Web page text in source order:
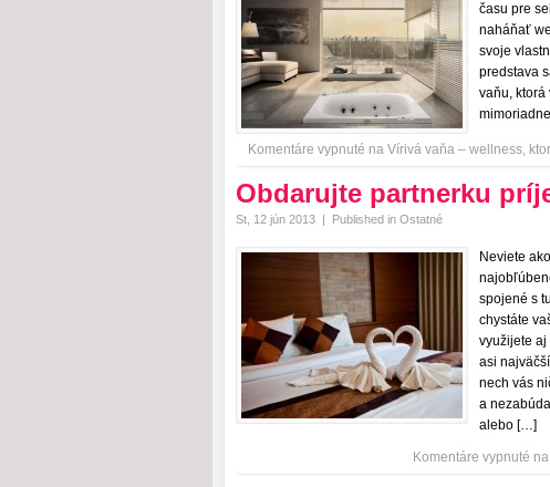
času pre
naháňať
svoje
predstava
vaňu, ktorá
Komentáre vypnuté na Vírivá vaňa – wellness,
Obdarujte partnerku
St, 12 jún 2013 | Published in Ostatné
Neviete
spojené s
chystáte
využijete aj
asi
nech vás
a
alebo […]
Komentáre vypnuté